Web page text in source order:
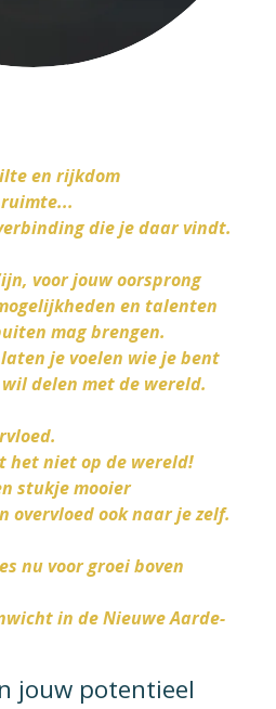
en rijkdom
die je daar vindt.
voor jouw oorsprong
en talenten
mag brengen.
je voelen wie je bent
delen met de wereld.
het niet op de wereld!
stukje mooier
overvloed ook naar je zelf.
nu voor groei boven
in de Nieuwe Aarde-
jouw potentieel